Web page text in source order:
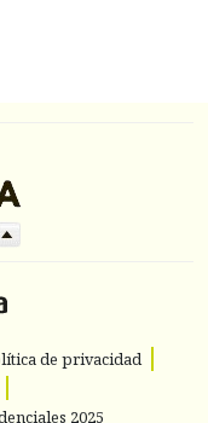
de privacidad
2025